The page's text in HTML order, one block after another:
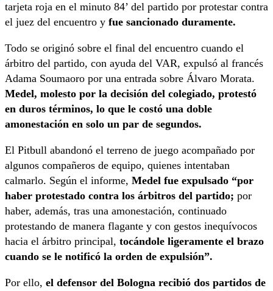
tarjeta roja en el minuto 84’ del partido por protestar contra
el juez del encuentro y fue sancionado duramente.
Todo se originó sobre el final del encuentro cuando el
árbitro del partido, con ayuda del VAR, expulsó al francés
Adama Soumaoro por una entrada sobre Álvaro Morata.
Medel, molesto por la decisión del colegiado, protestó
en duros términos, lo que le costó una doble
amonestación en solo un par de segundos.
El Pitbull abandonó el terreno de juego acompañado por
algunos compañeros de equipo, quienes intentaban
calmarlo. Según el informe, Medel fue expulsado “por
haber protestado contra los árbitros del partido; por
haber, además, tras una amonestación, continuado
protestando de manera flagante y con gestos inequívocos
hacia el árbitro principal, tocándole ligeramente el brazo
cuando se le notificó la orden de expulsión”.
Por ello, el defensor del Bologna recibió dos partidos de